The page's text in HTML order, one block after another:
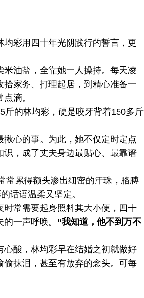
均彩用四十年光阴践行的誓言，更
油盐，全靠她一人操持。每天凌
家务、打理起居，到精心准备一
滴。
的林均彩，硬是咬牙背着150多斤
心的事。为此，她不仅定时定点
，成了丈夫身边最贴心、最靠谱
累得额头渗出细密的汗珠，胳膊
话语温柔又坚定。
常需要起身照料其大小便，四十
一声呼唤。 “我知道，他不到万不
酸，林均彩早在结婚之初就做好
抹泪，甚至有放弃的念头。可每